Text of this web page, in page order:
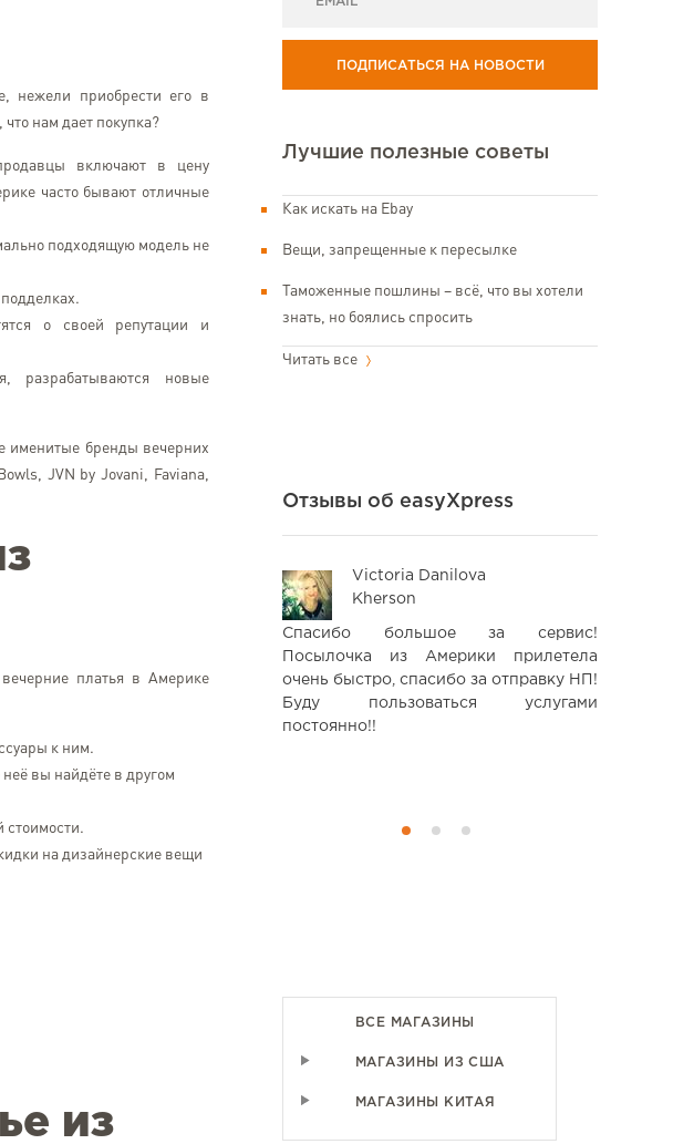
нежели приобрести его в
нам дает покупка?
включают в цену
часто бывают отличные
подходящую модель не
о своей репутации и
разрабатываются новые
именитые бренды вечерних
JVN by Jovani, Faviana,
платья в Америке
к ним.
вы найдёте в другом
стоимости.
на дизайнерские вещи
из
ПОДПИСАТЬСЯ НА НОВОСТИ
Лучшие полезные советы
Как искать на Ebay
Вещи, запрещенные к пересылке
Таможенные пошлины – всё, что вы хотели
знать, но боялись спросить
Читать все
Отзывы об easyXpress
посилки, жодного разу не
на своє ім'я. Тому я купую
для своїх рідних в Україні.
Victoria Danilova
Kherson
Спасибо большое за сервис!
Посылочка из Америки прилетела
очень быстро, спасибо за отправку НП!
Буду пользоваться услугами
постоянно!!
ВСЕ МАГАЗИНЫ
МАГАЗИНЫ ИЗ США
МАГАЗИНЫ КИТАЯ